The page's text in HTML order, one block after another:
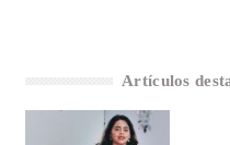
Artículos